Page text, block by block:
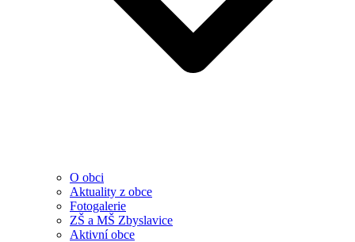
O obci
Aktuality z obce
Fotogalerie
ZŠ a MŠ Zbyslavice
Aktivní obce